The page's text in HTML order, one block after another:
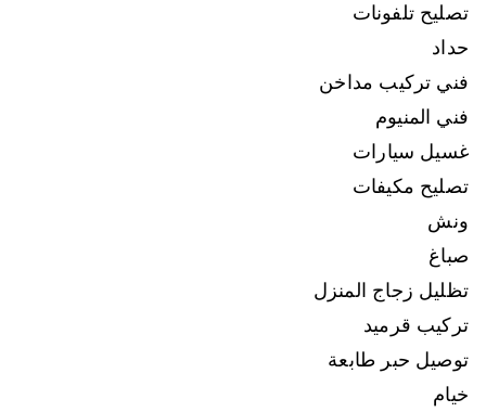
تصليح تلفونات
حداد
فني تركيب مداخن
فني المنيوم
غسيل سيارات
تصليح مكيفات
ونش
صباغ
تظليل زجاج المنزل
تركيب قرميد
توصيل حبر طابعة
خيام